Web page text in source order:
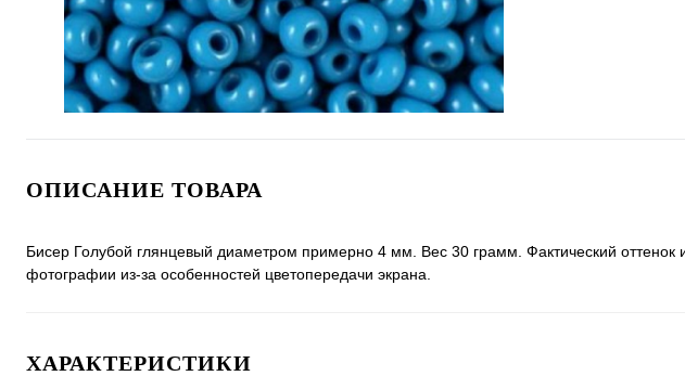
ОПИСАНИЕ ТОВАРА
Бисер Голубой глянцевый диаметром примерно 4 мм. Вес 30 грамм. Фактический оттенок
фотографии из-за особенностей цветопередачи экрана.
ХАРАКТЕРИСТИКИ